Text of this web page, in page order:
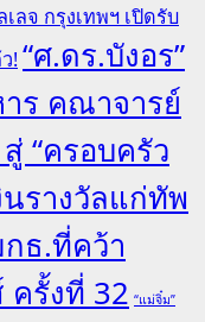
ลจ กรุงเทพฯ เปิดรับ
!“ศ.ดร.บังอร”
ร คณาจารย์
“ครอบครัว
รางวัลแก่ทัพ
ธ.ที่คว้า
ครั้งที่ 32 “แม่จิ๋ม”